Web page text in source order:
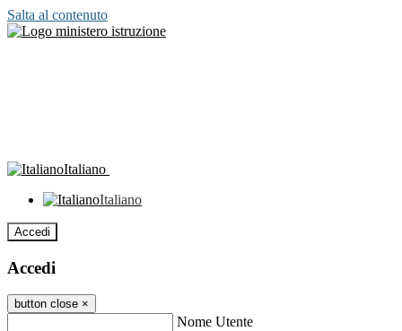
Salta al contenuto
Italiano
Italiano
Accedi
Accedi
button close ×
Nome Utente